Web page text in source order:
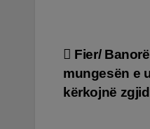
Lëvizje
te
Fier/
mungesën e
kërkojnë